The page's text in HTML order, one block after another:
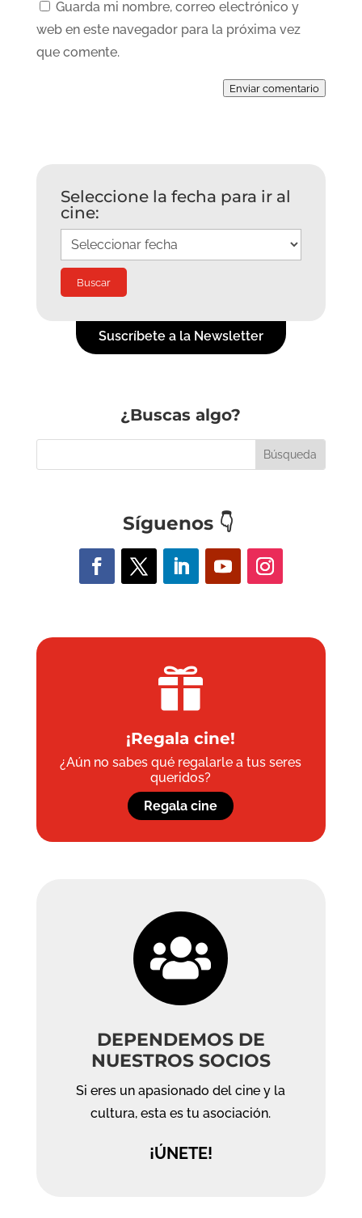
Guarda mi nombre, correo electrónico y
web en este navegador para la próxima vez
que comente.
Enviar comentario
Seleccione la fecha para ir al
cine:
Suscríbete a la Newsletter
¿Buscas algo?
Síguenos 👇

¡Regala cine!
¿Aún no sabes qué regalarle a tus seres
queridos?
Regala cine

DEPENDEMOS DE
NUESTROS SOCIOS
Si eres un apasionado del cine y la
cultura, esta es tu asociación.
¡ÚNETE!